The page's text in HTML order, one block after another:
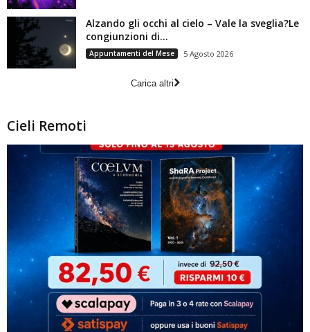
Alzando gli occhi al cielo – Vale la sveglia?Le
congiunzioni di...
Appuntamenti del Mese 5 Agosto 2026
Carica altri
Cieli Remoti